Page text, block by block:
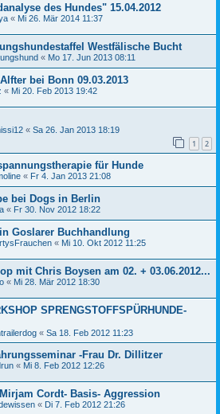
des Hundes" 15.04.2012
« Mi 26. Mär 2014 11:37
Westfälische Bucht
« Mo 17. Jun 2013 08:11
bei Bonn 09.03.2013
« Mi 20. Feb 2013 19:42
« Sa 26. Jan 2013 18:19
1 2
für Hunde
« Fr 4. Jan 2013 21:08
bei Dogs in Berlin
« Fr 30. Nov 2012 18:22
Goslarer Buchhandlung
« Mi 10. Okt 2012 11:25
mit Chris Boysen am 02. + 03.06.2012...
« Mi 28. Mär 2012 18:30
SPRENGSTOFFSPÜRHUNDE-
« Sa 18. Feb 2012 11:23
-Frau Dr. Dillitzer
« Mi 8. Feb 2012 12:26
Cordt- Basis- Aggression
« Di 7. Feb 2012 21:26